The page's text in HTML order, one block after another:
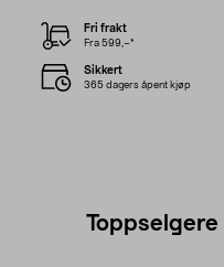
Fri frakt
Fra 599,–*
Sikkert
365 dagers åpent kjøp